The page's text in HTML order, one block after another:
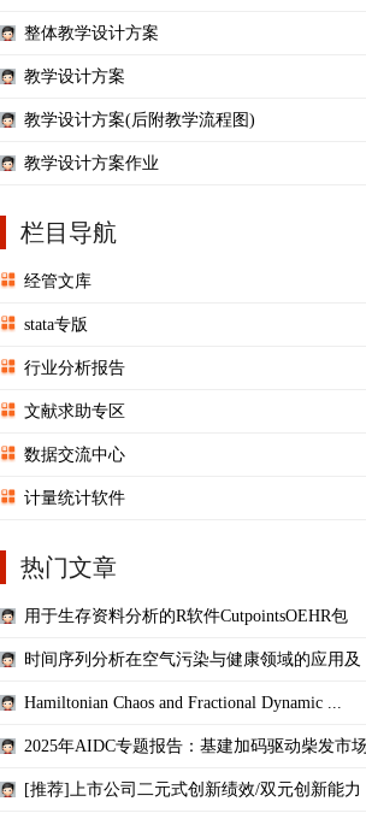
整体教学设计方案
教学设计方案
教学设计方案(后附教学流程图)
教学设计方案作业
栏目导航
经管文库
stata专版
行业分析报告
文献求助专区
数据交流中心
计量统计软件
热门文章
用于生存资料分析的R软件CutpointsOEHR包
时间序列分析在空气污染与健康领域的应用及
Hamiltonian Chaos and Fractional Dynamic ...
2025年AIDC专题报告：基建加码驱动柴发市场
[推荐]上市公司二元式创新绩效/双元创新能力